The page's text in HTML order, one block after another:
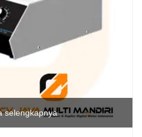
selengkapnya